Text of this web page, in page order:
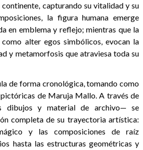
capturando su vitalidad y su
la figura humana emerge
en emblema y reflejo; mientras que la
alter egos simbólicos, evocan la
y metamorfosis que atraviesa toda su
de forma cronológica, tomando como
de Maruja Mallo. A través de
dibujos y material de archivo— se
completa de su trayectoria artística:
y las composiciones de raíz
hasta las estructuras geométricas y